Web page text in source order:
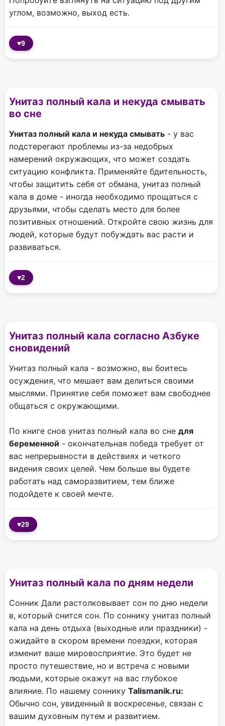
углом, возможно, выход есть.
♥9
Унитаз полный кала и некуда смывать
во сне
Унитаз полный кала и некуда смывать - у вас
подстерегают проблемы из-за недобрых
намерений окружающих, что может создать
ситуацию конфликта. Применяйте бдительность,
чтобы защитить себя от обмана, унитаз полный
кала в доме - иногда необходимо прощаться с
друзьями, чтобы сделать место для более
позитивных отношений. Откройте свою жизнь для
людей, которые будут побуждать вас расти и
развиваться.
♥2
Унитаз полный кала согласно Азбуке
сновидений
Унитаз полный кала - возможно, вы боитесь
осуждения, что мешает вам делиться своими
мыслями. Принятие себя поможет вам свободнее
общаться с окружающими.
По книге снов унитаз полный кала во сне для
беременной - окончательная победа требует от
вас непрерывности в действиях и четкого
видения своих целей. Чем больше вы будете
работать над саморазвитием, тем ближе
подойдете к своей мечте.
♥29
Унитаз полный кала по дням недели
Сонник Дали растолковывает сон по дню недели
в, который снится сон. По соннику унитаз полный
кала на день отдыха (выходные или праздники) -
ожидайте в скором времени поездки, которая
изменит ваше мировосприятие. Это будет не
просто путешествие, но и встреча с новыми
людьми, которые окажут на вас глубокое
влияние. По нашему соннику Talismanik.ru:
Обычно сон, увиденный в воскресенье, связан с
вашим духовным путем и развитием.